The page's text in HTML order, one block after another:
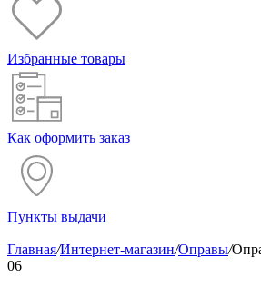
Избранные товары
Как оформить заказ
Пункты выдачи
Главная/Интернет-магазин/Оправы/
06